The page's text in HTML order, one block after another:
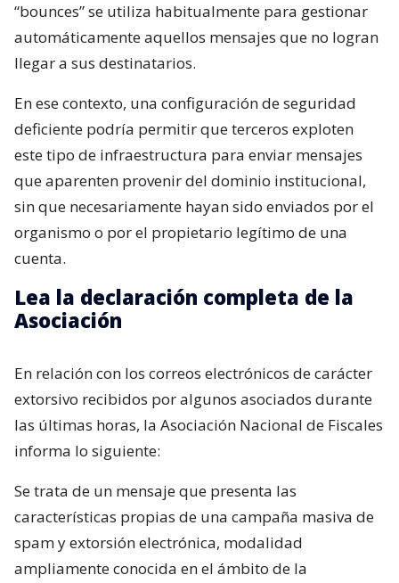
“bounces” se utiliza habitualmente para gestionar
automáticamente aquellos mensajes que no logran
llegar a sus destinatarios.
En ese contexto, una configuración de seguridad
deficiente podría permitir que terceros exploten
este tipo de infraestructura para enviar mensajes
que aparenten provenir del dominio institucional,
sin que necesariamente hayan sido enviados por el
organismo o por el propietario legítimo de una
cuenta.
Lea la declaración completa de la
Asociación
En relación con los correos electrónicos de carácter
extorsivo recibidos por algunos asociados durante
las últimas horas, la Asociación Nacional de Fiscales
informa lo siguiente:
Se trata de un mensaje que presenta las
características propias de una campaña masiva de
spam y extorsión electrónica, modalidad
ampliamente conocida en el ámbito de la